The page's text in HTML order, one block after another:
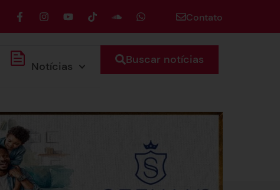
Contato
Notícias Buscar notícias